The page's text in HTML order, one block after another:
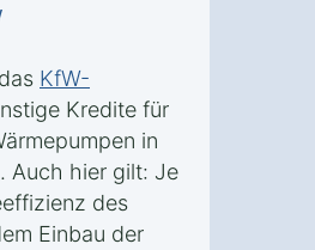
KfW-
Kredite für
in
Auch hier gilt: Je
des
Einbau der